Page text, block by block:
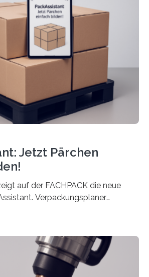
übertragen. Eine Falzmaschine
Job für echte Profis. Eine solche
Broschüren, Prospekte,
mehr – mehrere Zehntausend
Je nach Maschinentyp und
Jetzt Pärchen
auf der FACHPACK die neue
Verpackungsplaner
und in der Zulieferindustrie.
verpacken. Die Anordnung kann
und erhält so mehr Kontrolle
der Bauteile. Die ebenfalls neue